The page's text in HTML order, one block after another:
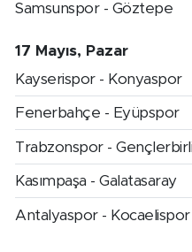
Samsunspor - Göztepe
17 Mayıs, Pazar
Kayserispor - Konyaspor
Fenerbahçe - Eyüpspor
Trabzonspor -
Kasımpaşa - Galatasaray
Antalyaspor - Kocaelispor